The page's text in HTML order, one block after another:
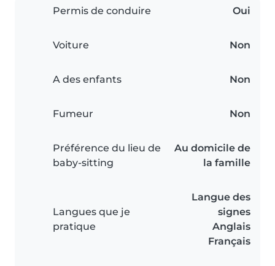
Permis de conduire Oui
Voiture Non
A des enfants Non
Fumeur Non
Préférence du lieu de
baby-sitting
Au domicile de
la famille
Langues que je
pratique
Langue des
signes
Anglais
Français